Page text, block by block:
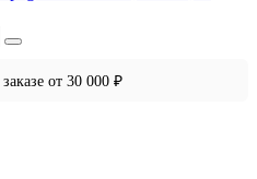
от 30 000 ₽